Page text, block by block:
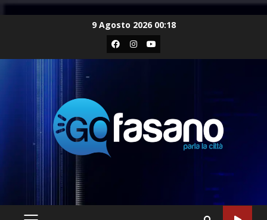
9 Agosto 2026 00:18
Facebook
Instagram
Youtube